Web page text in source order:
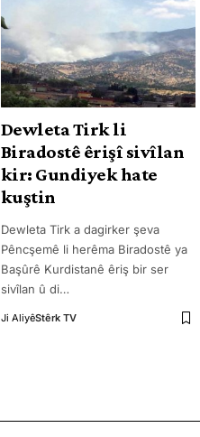
Dewleta Tirk li
Biradostê êrişî sivîlan
kir: Gundiyek hate
kuştin
Dewleta Tirk a dagirker şeva
Pêncşemê li herêma Biradostê ya
Başûrê Kurdistanê êriş bir ser
sivîlan û di…
Ji AliyêStêrk TV